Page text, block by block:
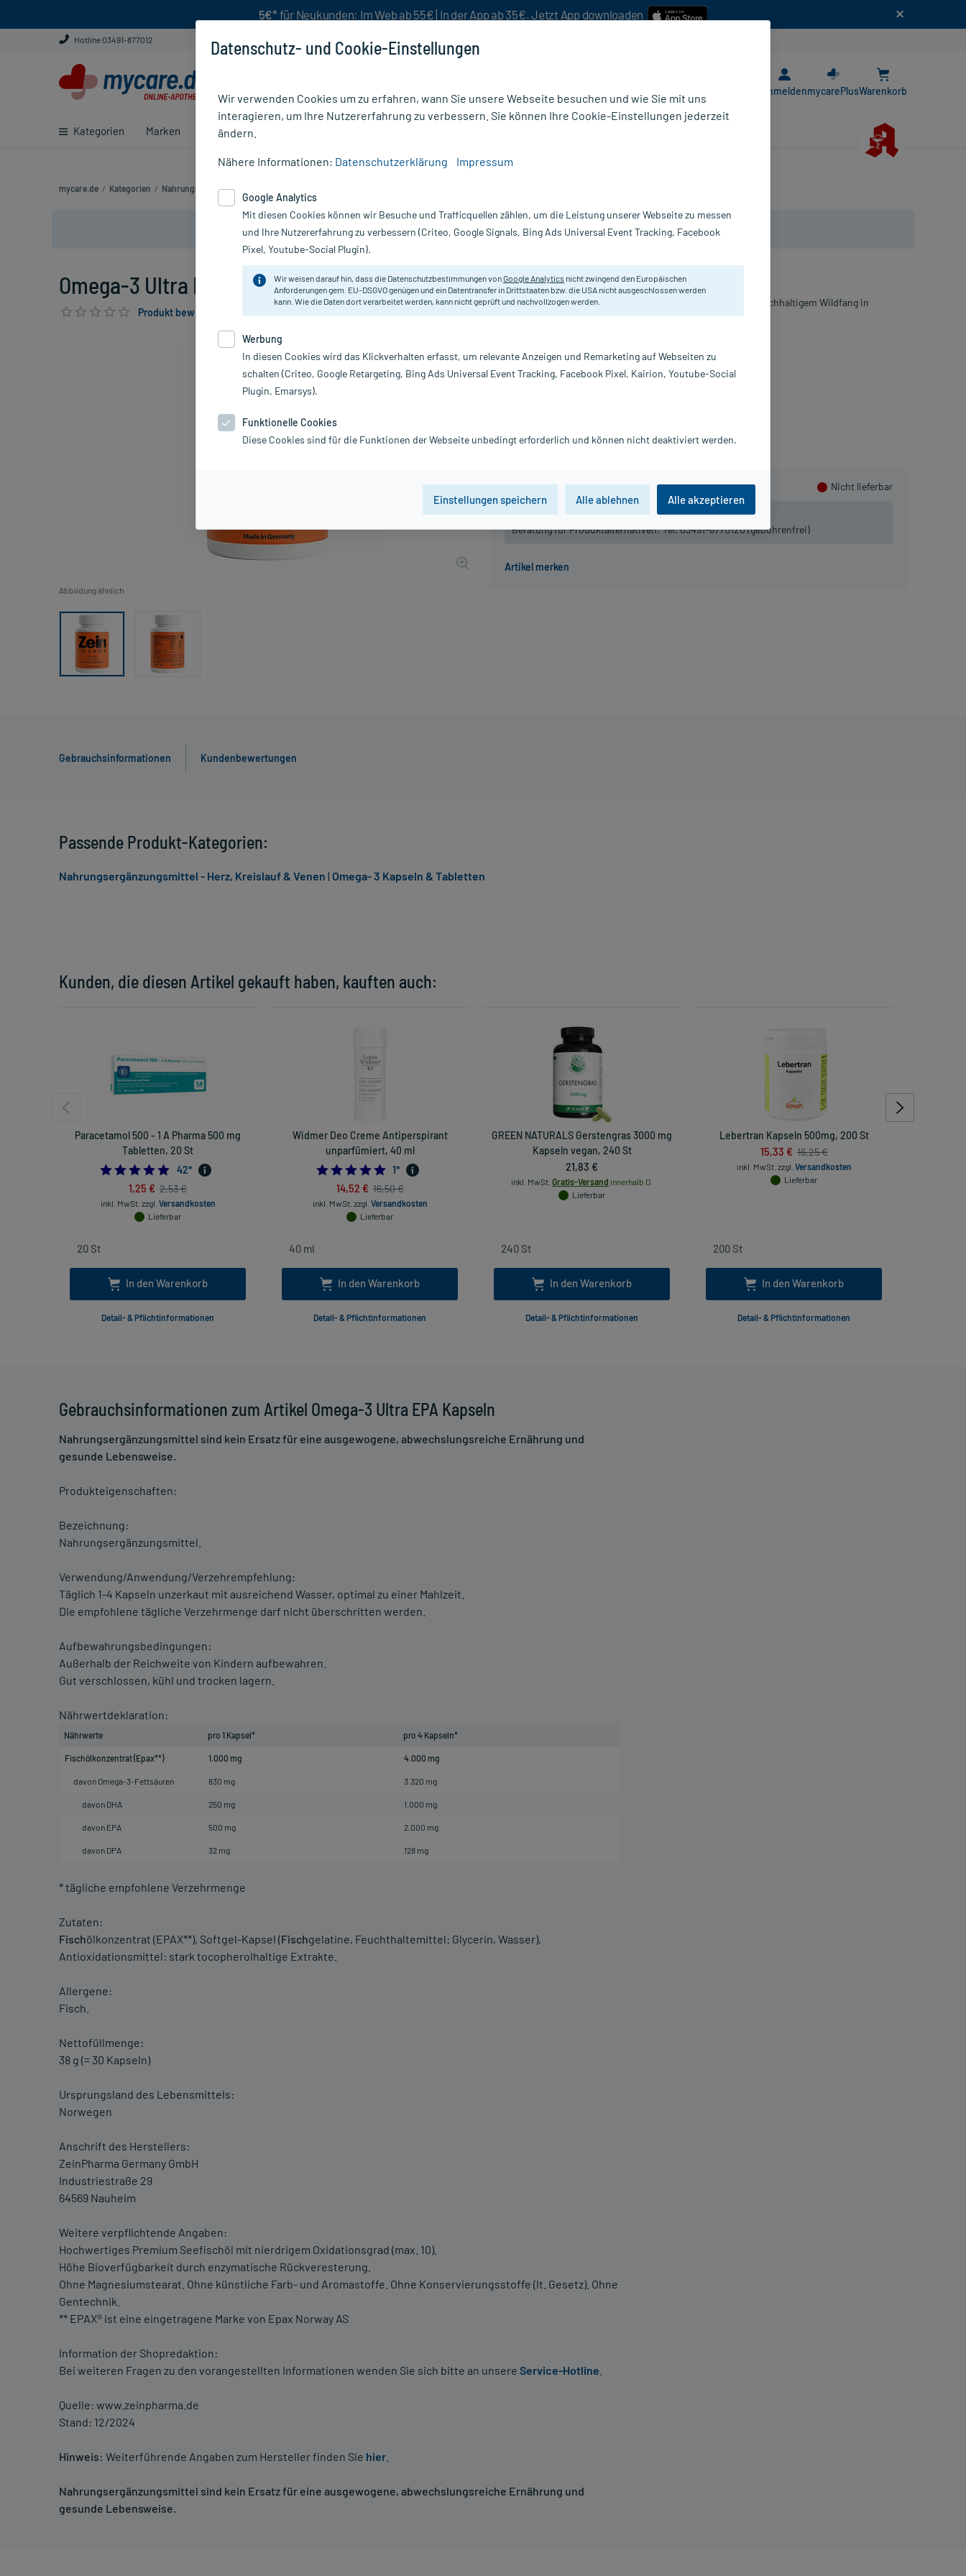
5€* für Neukunden: Im Web ab 55€ | In der App ab 35€. Jetzt App downloaden
Hotline 03491-877012
Kategorien Marken Ratgeber
AnmeldenmycarePlusWarenkorb
mycare.de / Kategorien / Nahrungsergänzung
Nur für kurze Zeit:Gratis-Versand* ab 19€ Mindestbestellwert!
Omega-3 Ultra EPA Kapseln, 30 St
Produkt bewerten & PlusHerzen sichern
Abbildung ähnlich
Nicht lieferbar
Der Artikel ist momentan nicht lieferbar.
Beratung für Produktalternativen:Tel. 03491-8770120 (gebührenfrei)
Zein Pharma
Nahrungsergänzungsmittel mit Fischölkonzentrat (Epax) aus nachhaltigem Wildfang in
Triglyceridform. Neutraler Geschmack.
Inhalt:
30 St
PZN:
19455861
Gebrauchsinformationen Kundenbewertungen
Gebrauchsinformationen zum Artikel Omega-3 Ultra EPA Kapseln
Nahrungsergänzungsmittel sind kein Ersatz für eine ausgewogene, abwechslungsreiche Ernährung und
gesunde Lebensweise.
Produkteigenschaften:
Bezeichnung:
Nahrungsergänzungsmittel.
Verwendung/Anwendung/Verzehrempfehlung:
Täglich 1-4 Kapseln unzerkaut mit ausreichend Wasser, optimal zu einer Mahlzeit.
Die empfohlene tägliche Verzehrmenge darf nicht überschritten werden.
Aufbewahrungsbedingungen:
Außerhalb der Reichweite von Kindern aufbewahren.
Gut verschlossen, kühl und trocken lagern.
Nährwertdeklaration:
Nährwerte pro 1 Kapsel* pro 4 Kapseln*
Fischölkonzentrat (Epax**) 1.000 mg 4.000 mg
davon Omega-3-Fettsäuren 830 mg 3.320 mg
davon DHA 250 mg 1.000 mg
davon EPA 500 mg 2.000 mg
davon DPA 32 mg 128 mg
* tägliche empfohlene Verzehrmenge
Zutaten:
Fischölkonzentrat (EPAX**), Softgel-Kapsel (Fischgelatine, Feuchthaltemittel: Glycerin, Wasser),
Antioxidationsmittel: stark tocopherolhaltige Extrakte.
Allergene:
Fisch.
Nettofüllmenge:
38 g (= 30 Kapseln)
Ursprungsland des Lebensmittels:
Norwegen
Anschrift des Herstellers:
ZeinPharma Germany GmbH
Industriestraße 29
64569 Nauheim
Weitere verpflichtende Angaben:
Hochwertiges Premium Seefischöl mit nierdrigem Oxidationsgrad (max. 10).
Höhe Bioverfügbarkeit durch enzymatische Rückveresterung.
Ohne Magnesiumstearat. Ohne künstliche Farb- und Aromastoffe. Ohne Konservierungsstoffe (lt. Gesetz). Ohne
Gentechnik.
** EPAX® ist eine eingetragene Marke von Epax Norway AS
Information der Shopredaktion:
Bei weiteren Fragen zu den vorangestellten Informationen wenden Sie sich bitte an unsere Service-Hotline
Quelle: www.zeinpharma.de
Stand: 12/2024
Hinweis: Weiterführende Angaben zum Hersteller finden Sie hier
Nahrungsergänzungsmittel sind kein Ersatz für eine ausgewogene, abwechslungsreiche Ernährung und
gesunde Lebensweise.
Kunden, die diesen Artikel gekauft haben, kauften auch:
Paracetamol 500 - 1 A Pharma 500 mg
Tabletten, 20 St
4.833333333333333
42*
1,25 € 2,53 €
inkl. MwSt. zzgl. Versandkosten
Lieferbar
In den Warenkorb
Detail- & Pflichtinformationen
Widmer Deo Creme Antiperspirant
unparfümiert, 40 ml
5.0
1*
14,52 € 16,50 €
inkl. MwSt. zzgl. Versandkosten
Lieferbar
In den Warenkorb
Detail- & Pflichtinformationen
GREEN NATURALS Gerstengras 3000 mg
Kapseln vegan, 240 St
21,83 €
inkl. MwSt. Gratis-Versand innerhalb D.
Lieferbar
In den Warenkorb
Detail- & Pflichtinformationen
Lebertran Kapseln 500mg, 200 St
15,33 € 16,25 €
inkl. MwSt. zzgl. Versandkosten
Lieferbar
In den Warenkorb
Detail- & Pflichtinformationen
Passende Produkt-Kategorien:
Nahrungsergänzungsmittel - Herz, Kreislauf & Venen | Omega- 3 Kapseln & Tabletten
Datenschutz- und Cookie-Einstellungen
Wir verwenden Cookies um zu erfahren, wann Sie unsere Webseite besuchen und wie Sie mit uns
interagieren, um Ihre Nutzererfahrung zu verbessern. Sie können Ihre Cookie-Einstellungen jederzeit
ändern.
Nähere Informationen: Datenschutzerklärung Impressum
Google Analytics
Mit diesen Cookies können wir Besuche und Trafficquellen zählen, um die Leistung unserer Webseite zu messen
und Ihre Nutzererfahrung zu verbessern (Criteo, Google Signals, Bing Ads Universal Event Tracking, Facebook
Pixel, Youtube-Social Plugin).
Wir weisen darauf hin, dass die Datenschutzbestimmungen vonGoogle Analytics nicht zwingend den Europäischen
Anforderungen gem. EU-DSGVO genügen und ein Datentransfer in Drittstaaten bzw. die USA nicht ausgeschlossen werden
kann. Wie die Daten dort verarbeitet werden, kann nicht geprüft und nachvollzogen werden.
Werbung
In diesen Cookies wird das Klickverhalten erfasst, um relevante Anzeigen und Remarketing auf Webseiten zu
schalten (Criteo, Google Retargeting, Bing Ads Universal Event Tracking, Facebook Pixel, Kairion, Youtube-Social
Plugin, Emarsys).
Funktionelle Cookies
Diese Cookies sind für die Funktionen der Webseite unbedingt erforderlich und können nicht deaktiviert werden.
Einstellungen speichern Alle ablehnen Alle akzeptieren